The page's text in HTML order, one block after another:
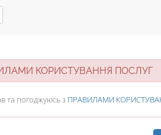
КОРИСТУВАННЯ ПОСЛУГ
та погоджуюсь з ПРАВИЛАМИ